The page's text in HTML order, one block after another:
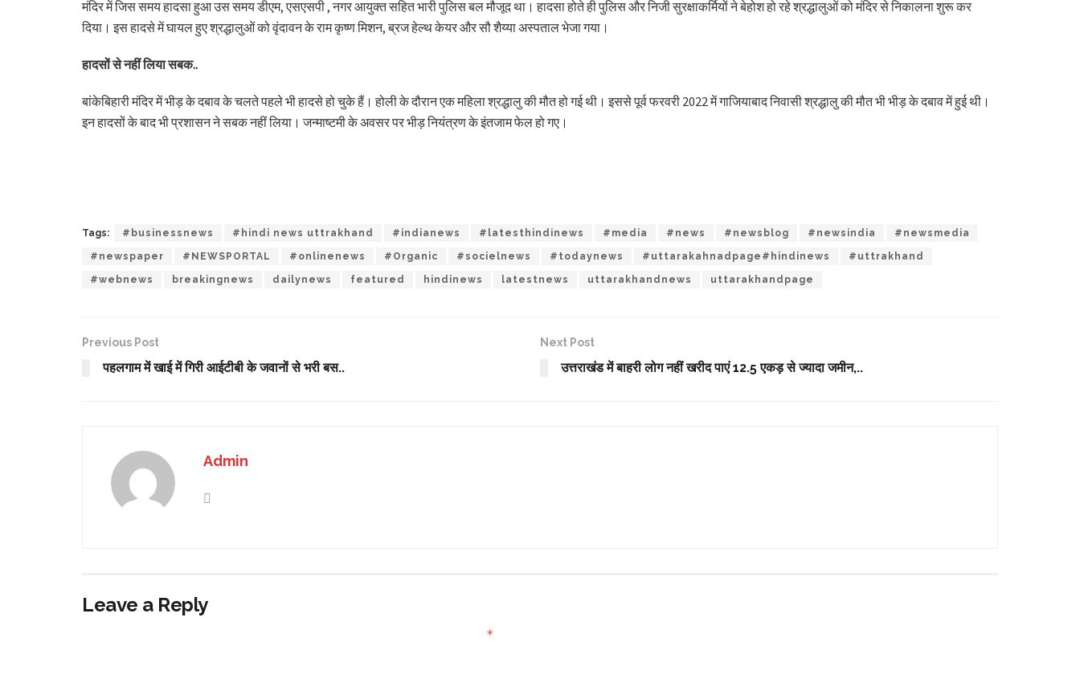
मंदिर में जिस समय हादसा हुआ उस समय डीएम, एसएसपी , नगर आयुक्त सहित भारी पुलिस बल मौजूद था। हादसा होते ही पुलिस और निजी सुरक्षाकर्मियों ने बेहोश हो रहे श्रद्धालुओं को मंदिर से निकालना शुरू कर
दिया। इस हादसे में घायल हुए श्रद्धालुओं को वृंदावन के राम कृष्ण मिशन, ब्रज हेल्थ केयर और सौ शैय्या अस्पताल भेजा गया।
हादसों से नहीं लिया सबक..
बांकेबिहारी मंदिर में भीड़ के दबाव के चलते पहले भी हादसे हो चुके हैं। होली के दौरान एक महिला श्रद्धालु की मौत हो गई थी। इससे पूर्व फरवरी 2022 में गाजियाबाद निवासी श्रद्धालु की मौत भी भीड़ के दबाव में हुई थी।
इन हादसों के बाद भी प्रशासन ने सबक नहीं लिया। जन्माष्टमी के अवसर पर भीड़ नियंत्रण के इंतजाम फेल हो गए।
Tags: #businessnews #hindi news uttrakhand #indianews #latesthindinews #media #news #newsblog #newsindia #newsmedia
#newspaper #NEWSPORTAL #onlinenews #Organic #socielnews #todaynews #uttarakahnadpage#hindinews #uttrakhand
#webnews breakingnews dailynews featured hindinews latestnews uttarakhandnews uttarakhandpage
Previous Post
पहलगाम में खाई में गिरी आईटीबी के जवानों से भरी बस..
Next Post
उत्तराखंड में बाहरी लोग नहीं खरीद पाएं 12.5 एकड़ से ज्यादा जमीन,..
Admin
Leave a Reply
*